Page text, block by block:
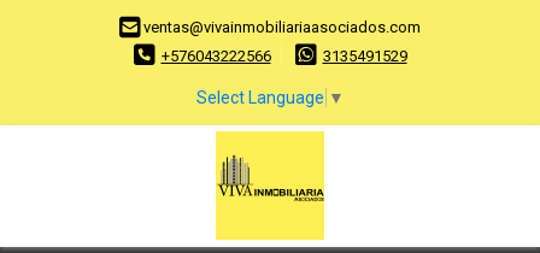
ventas@vivainmobiliariaasociados.com
+576043222566
3135491529
Select Language ▼